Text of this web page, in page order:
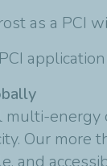
as a PCI
Our more